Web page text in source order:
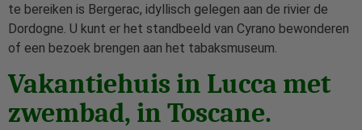
te bereiken is Bergerac, idyllisch gelegen aan de rivier de
Dordogne. U kunt er het standbeeld van Cyrano bewonderen
of een bezoek brengen aan het tabaksmuseum.
Vakantiehuis in Lucca met
zwembad, in Toscane.